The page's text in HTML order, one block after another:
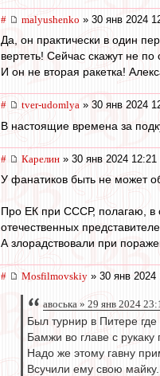
# malyushenko » 30 янв 2024
Да, он практически в один
вертеть! Сейчас скажут не
И он не вторая ракетка!
# tver-udomlya » 30 янв 2024
В настоящие времена за
# Карелин » 30 янв 2024 12:21
У фанатиков быть не может
Про ЕК при СССР, полагаю, в
отечественных
А злорадствовали при
# Mosfilmovskiy » 30 янв 2024
авоська » 29 янв 2024
Был турнир в Питере
Бамжи во главе с
Надо же этому гавну
Всучили ему свою